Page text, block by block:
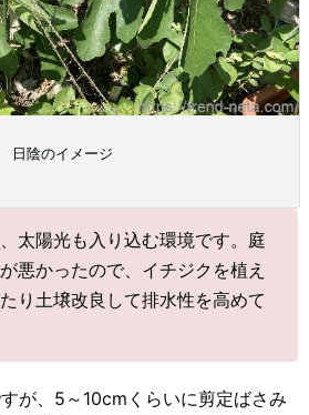
日陰のイメージ
太陽光も入り込む環境です。庭
悪かったので、イチジクを植え
り土壌改良して排水性を高めて
が、5～10cmくらいに剪定ばさみ